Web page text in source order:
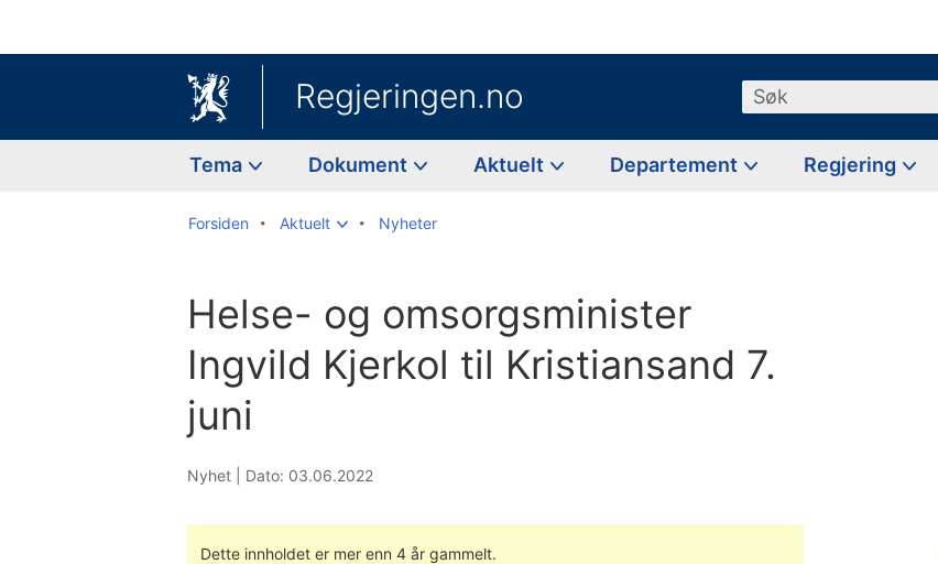
Regjeringen.no Søk
Tema Dokument Aktuelt Departement Regjering
Forsiden Aktuelt Nyheter
Helse- og omsorgsminister
Ingvild Kjerkol til Kristiansand 7.
juni
Nyhet | Dato: 03.06.2022
Dette innholdet er mer enn 4 år gammelt.